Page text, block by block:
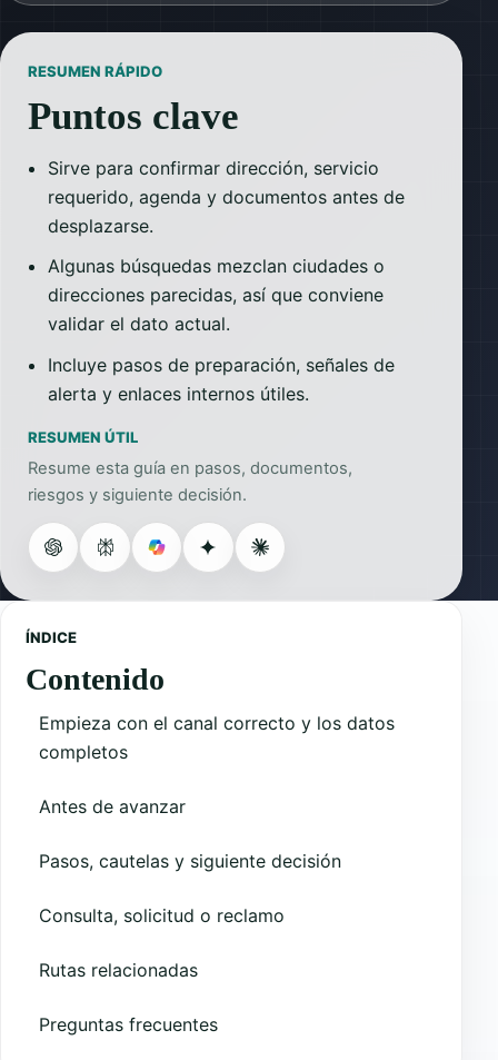
RESUMEN RÁPIDO
Puntos clave
Sirve para confirmar dirección, servicio
requerido, agenda y documentos antes de
desplazarse.
Algunas búsquedas mezclan ciudades o
direcciones parecidas, así que conviene
validar el dato actual.
Incluye pasos de preparación, señales de
alerta y enlaces internos útiles.
RESUMEN ÚTIL
Resume esta guía en pasos, documentos,
riesgos y siguiente decisión.
ÍNDICE
Contenido
Empieza con el canal correcto y los datos
completos
Antes de avanzar
Pasos, cautelas y siguiente decisión
Consulta, solicitud o reclamo
Rutas relacionadas
Preguntas frecuentes